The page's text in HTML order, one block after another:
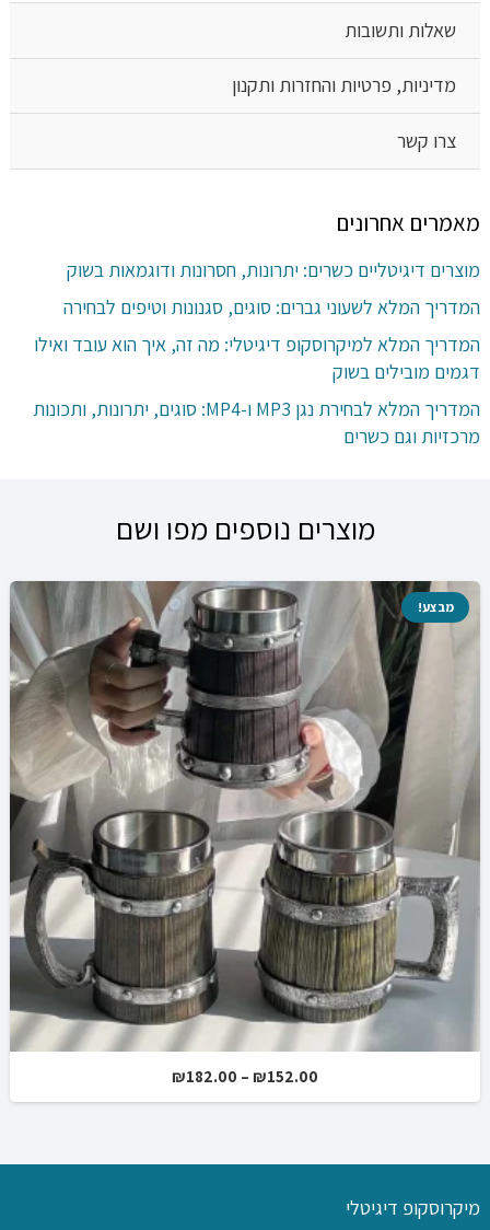
שאלות ותשובות
מדיניות, פרטיות והחזרות ותקנון
צרו קשר
מאמרים אחרונים
מוצרים דיגיטליים כשרים: יתרונות, חסרונות ודוגמאות בשוק
המדריך המלא לשעוני גברים: סוגים, סגנונות וטיפים לבחירה
המדריך המלא למיקרוסקופ דיגיטלי: מה זה, איך הוא עובד ואילו
דגמים מובילים בשוק
המדריך המלא לבחירת נגן MP3 ו-MP4: סוגים, יתרונות, ותכונות
מרכזיות וגם כשרים
מוצרים נוספים מפו ושם
מבצע!
₪152.00
–
₪182.00
מחירים:
עד
מיקרוסקופ דיגיטלי